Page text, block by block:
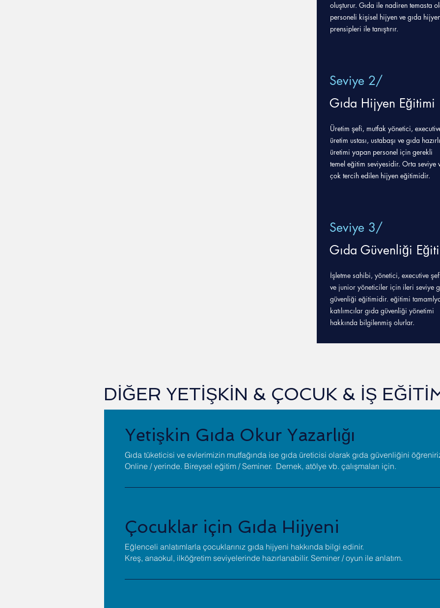
oluşturur. Gıda ile nadiren temasta
personeli kişisel hijyen ve gıda
prensipleri ile tanıştırır.
Seviye 2/
Gıda Hijyen Eğitimi
Üretim şefi, mutfak yönetici,
üretim ustası, ustabaşı ve gıda
üretimi yapan personel için gerekli
temel eğitim seviyesidir. Orta seviye
çok tercih edilen hijyen eğitimidir.
Seviye 3/
Gıda Güvenliği
İşletme sahibi, yönetici, executive şef
ve junior yöneticiler için ileri seviye
güvenliği eğitimidir. eğitimi
katılımcılar gıda güvenliği yönetimi
hakkında bilgilenmiş olurlar.
DİĞER YETİŞKİN & ÇOCUK & İŞ
Yetişkin Gıda Okur Yazarlığı
Gıda tüketicisi ve evlerimizin mutfağında ise gıda üreticisi olarak gıda güvenliğini
Online / yerinde. Bireysel eğitim / Seminer. Dernek, atölye vb. çalışmaları için.
Çocuklar için Gıda Hijyeni
Eğlenceli anlatımlarla çocuklarınız gıda hijyeni hakkında bilgi edinir.
Kreş, anaokul, ilköğretim seviyelerinde hazırlanabilir. Seminer / oyun ile anlatım.